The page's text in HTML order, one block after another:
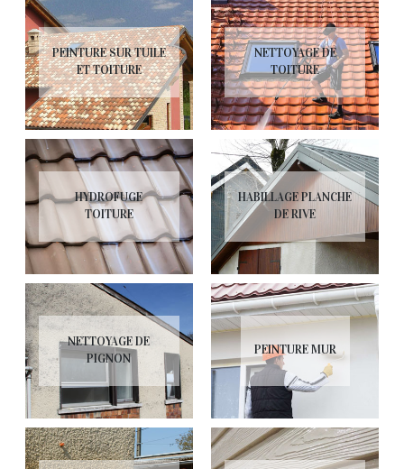
PEINTURE SUR TUILE
ET TOITURE
NETTOYAGE DE
TOITURE
HYDROFUGE
TOITURE
HABILLAGE PLANCHE
DE RIVE
NETTOYAGE DE
PIGNON
PEINTURE MUR